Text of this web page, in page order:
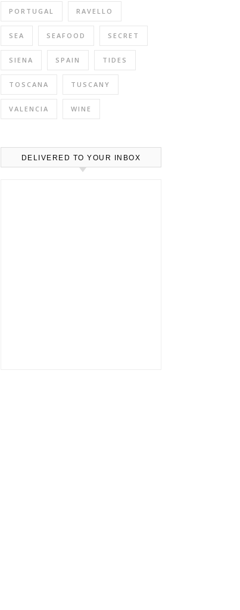
PORTUGAL RAVELLO
SEA SEAFOOD SECRET
SIENA SPAIN TIDES
TOSCANA TUSCANY
VALENCIA WINE
DELIVERED TO YOUR INBOX